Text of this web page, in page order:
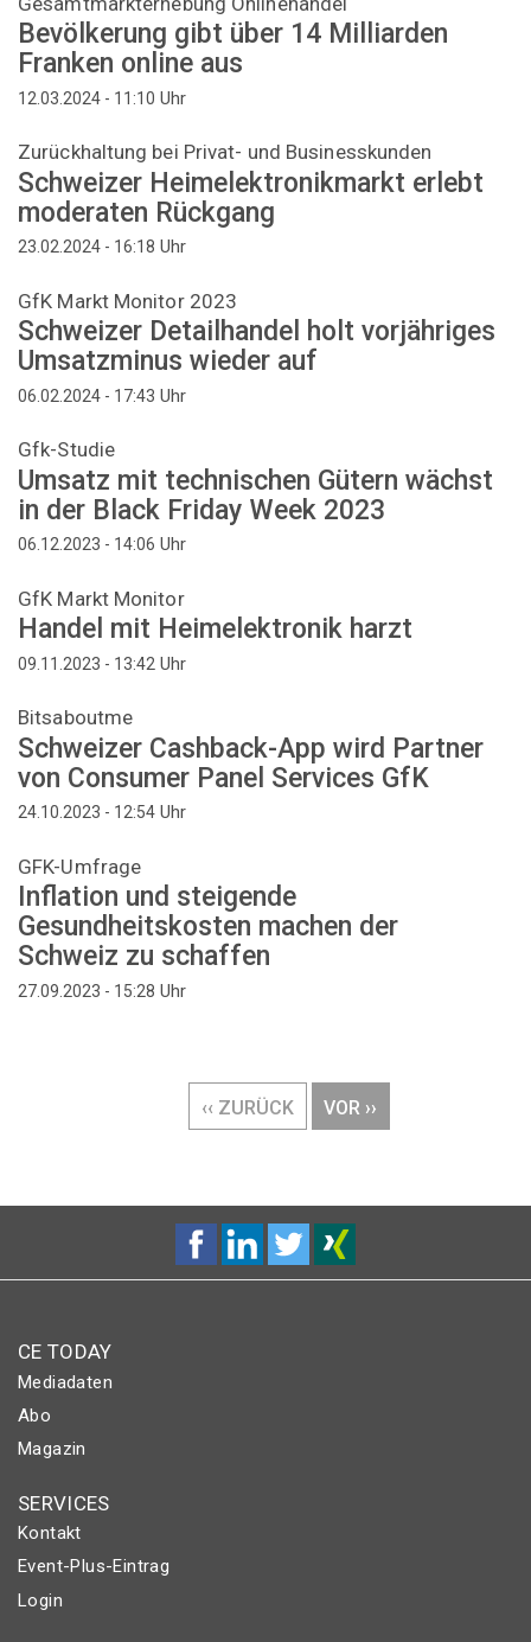
Bevölkerung gibt über 14 Milliarden
Franken online aus
12.03.2024 - 11:10 Uhr
Zurückhaltung bei Privat- und Businesskunden
Schweizer Heimelektronikmarkt erlebt
moderaten Rückgang
23.02.2024 - 16:18 Uhr
GfK Markt Monitor 2023
Schweizer Detailhandel holt vorjähriges
Umsatzminus wieder auf
06.02.2024 - 17:43 Uhr
Gfk-Studie
Umsatz mit technischen Gütern wächst
in der Black Friday Week 2023
06.12.2023 - 14:06 Uhr
GfK Markt Monitor
Handel mit Heimelektronik harzt
09.11.2023 - 13:42 Uhr
Bitsaboutme
Schweizer Cashback-App wird Partner
von Consumer Panel Services GfK
24.10.2023 - 12:54 Uhr
GFK-Umfrage
Inflation und steigende
Gesundheitskosten machen der
Schweiz zu schaffen
27.09.2023 - 15:28 Uhr
VORHERIGE
SEITE
‹‹ ZURÜCK
NÄCHSTE
SEITE
VOR ››
CE TODAY
Mediadaten
Abo
Magazin
SERVICES
Kontakt
Event-Plus-Eintrag
Login